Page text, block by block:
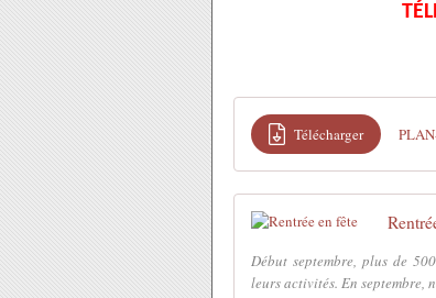
Télécharger
Début septembre, plus de
leurs activités. En septembre,